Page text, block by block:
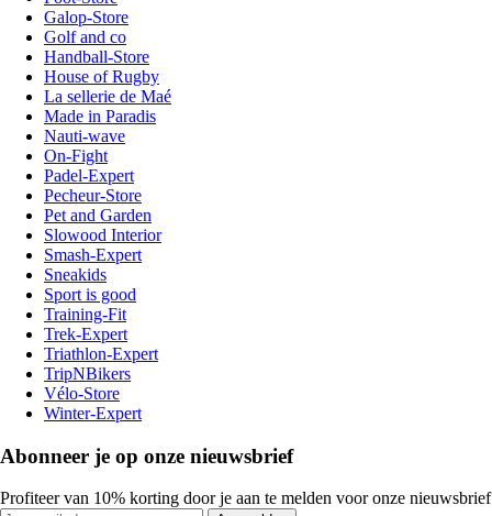
Galop-Store
Golf and co
Handball-Store
House of Rugby
La sellerie de Maé
Made in Paradis
Nauti-wave
On-Fight
Padel-Expert
Pecheur-Store
Pet and Garden
Slowood Interior
Smash-Expert
Sneakids
Sport is good
Training-Fit
Trek-Expert
Triathlon-Expert
TripNBikers
Vélo-Store
Winter-Expert
Abonneer je op onze nieuwsbrief
Profiteer van 10% korting door je aan te melden voor onze nieuwsbrief